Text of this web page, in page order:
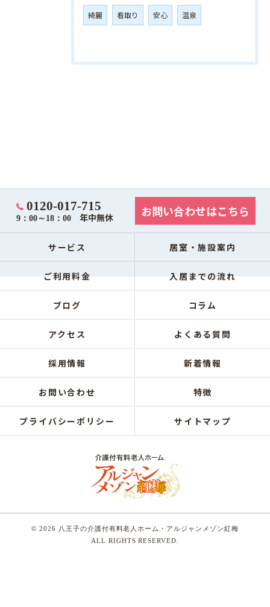
綺麗 看取り 安心 温泉
0120-017-715
9：00～18：00 年中無休 お問い合わせはこちら
サービス 居室・施設案内
ご利用料金 入居までの流れ
ブログ コラム
アクセス よくある質問
採用情報 新着情報
お問い合わせ 特徴
プライバシーポリシー サイトマップ
© 2026 八王子の介護付有料老人ホーム・アルジャンメゾン紅梅
ALL RIGHTS RESERVED.